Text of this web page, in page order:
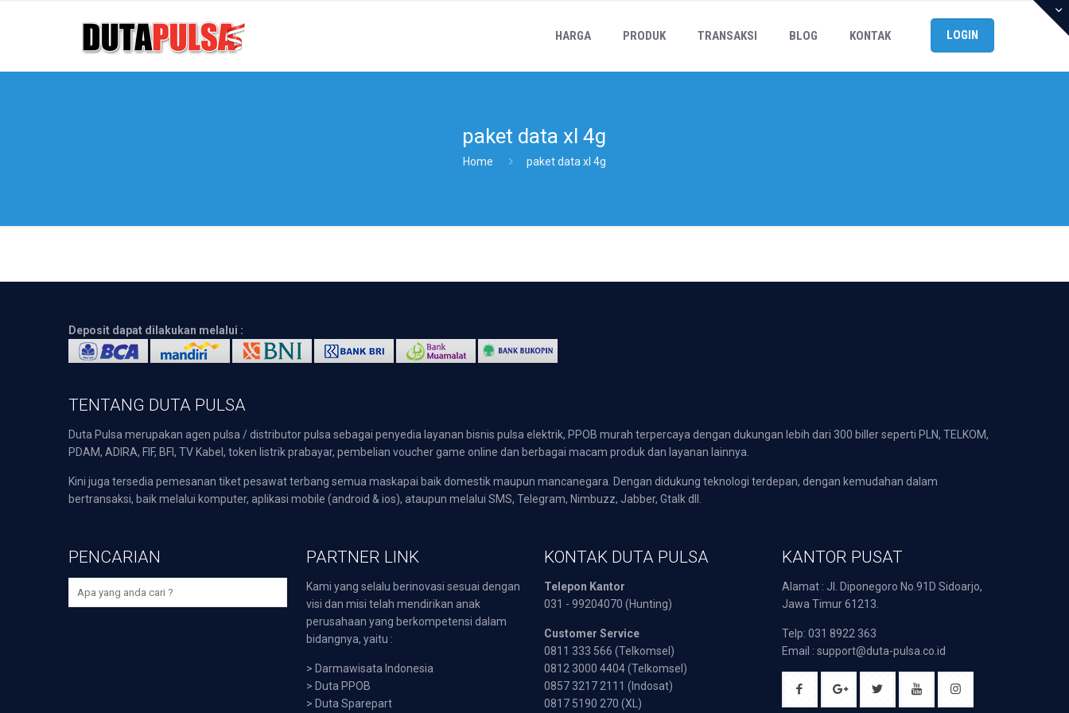
HARGA PRODUK TRANSAKSI BLOG KONTAK LOGIN
paket data xl 4g
Home paket data xl 4g
Deposit dapat dilakukan melalui :
TENTANG DUTA PULSA
Duta Pulsa merupakan agen pulsa / distributor pulsa sebagai penyedia layanan bisnis pulsa elektrik, PPOB murah terpercaya dengan dukungan lebih dari 300 biller seperti PLN, TELKOM,
PDAM, ADIRA, FIF, BFI, TV Kabel, token listrik prabayar, pembelian voucher game online dan berbagai macam produk dan layanan lainnya.
Kini juga tersedia pemesanan tiket pesawat terbang semua maskapai baik domestik maupun mancanegara. Dengan didukung teknologi terdepan, dengan kemudahan dalam
bertransaksi, baik melalui komputer, aplikasi mobile (android & ios), ataupun melalui SMS, Telegram, Nimbuzz, Jabber, Gtalk dll.
PENCARIAN PARTNER LINK
Kami yang selalu berinovasi sesuai dengan
visi dan misi telah mendirikan anak
perusahaan yang berkompetensi dalam
bidangnya, yaitu :
> Darmawisata Indonesia
> Duta PPOB
> Duta Sparepart
KONTAK DUTA PULSA
Telepon Kantor
031 - 99204070 (Hunting)
Customer Service
0811 333 566 (Telkomsel)
0812 3000 4404 (Telkomsel)
0857 3217 2111 (Indosat)
0817 5190 270 (XL)
KANTOR PUSAT
Alamat : Jl. Diponegoro No.91D Sidoarjo,
Jawa Timur 61213.
Telp: 031 8922 363
Email : support@duta-pulsa.co.id